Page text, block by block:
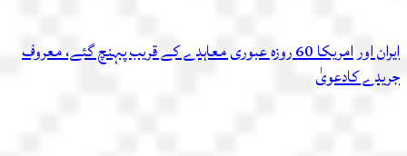
ایران اور امریکا 60 روزہ عبوری معاہدے کے قریب پہنچ گئے، معروف
جریدے کادعویٰ